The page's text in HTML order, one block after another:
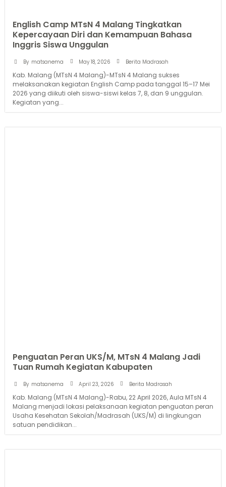
English Camp MTsN 4 Malang Tingkatkan
Kepercayaan Diri dan Kemampuan Bahasa
Inggris Siswa Unggulan
By matsanema May 18, 2026 Berita Madrasah
Kab. Malang (MTsN 4 Malang)-MTsN 4 Malang sukses
melaksanakan kegiatan English Camp pada tanggal 15–17 Mei
2026 yang diikuti oleh siswa-siswi kelas 7, 8, dan 9 unggulan.
Kegiatan yang...
Penguatan Peran UKS/M, MTsN 4 Malang Jadi
Tuan Rumah Kegiatan Kabupaten
By matsanema April 23, 2026 Berita Madrasah
Kab. Malang (MTsN 4 Malang)-Rabu, 22 April 2026, Aula MTsN 4
Malang menjadi lokasi pelaksanaan kegiatan penguatan peran
Usaha Kesehatan Sekolah/Madrasah (UKS/M) di lingkungan
satuan pendidikan...